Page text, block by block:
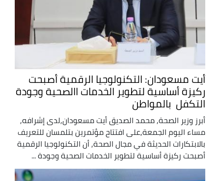
أيت مسعودان: التكنولوجيا الرقمية أصبحت
ركيزة أساسية لتطوير الخدمات االصحية وجودة
التكفل بالمواطن
أبرز وزير الصحة, محمد الصديق أيت مسعودان,لدى إشرافه,
مساء اليوم الجمعة,على افتتاح مؤتمرين بتلمسان للتعريف
بالابتكارات الحديثة في مجال الصحة, أن التكنولوجيا الرقمية
أصبحت ركيزة أساسية لتطوير الخدمات الصحية وجودة ...